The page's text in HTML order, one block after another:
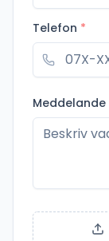
Telefon *
Meddelande